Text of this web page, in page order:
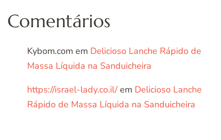
Comentários
Kybom.com em Delicioso Lanche Rápido de
Massa Líquida na Sanduicheira
https://israel-lady.co.il/em Delicioso Lanche
Rápido de Massa Líquida na Sanduicheira